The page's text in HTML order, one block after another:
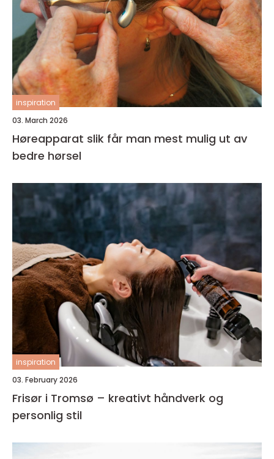
inspiration
03. March 2026
Høreapparat slik får man mest mulig ut av
bedre hørsel
inspiration
03. February 2026
Frisør i Tromsø – kreativt håndverk og
personlig stil